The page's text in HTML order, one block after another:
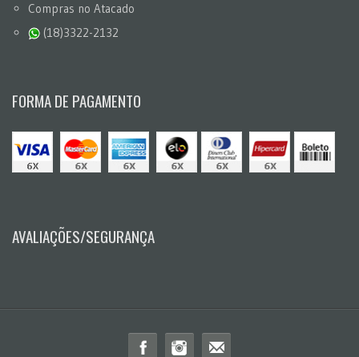
Compras no Atacado
(18)3322-2132
FORMA DE PAGAMENTO
AVALIAÇÕES/SEGURANÇA